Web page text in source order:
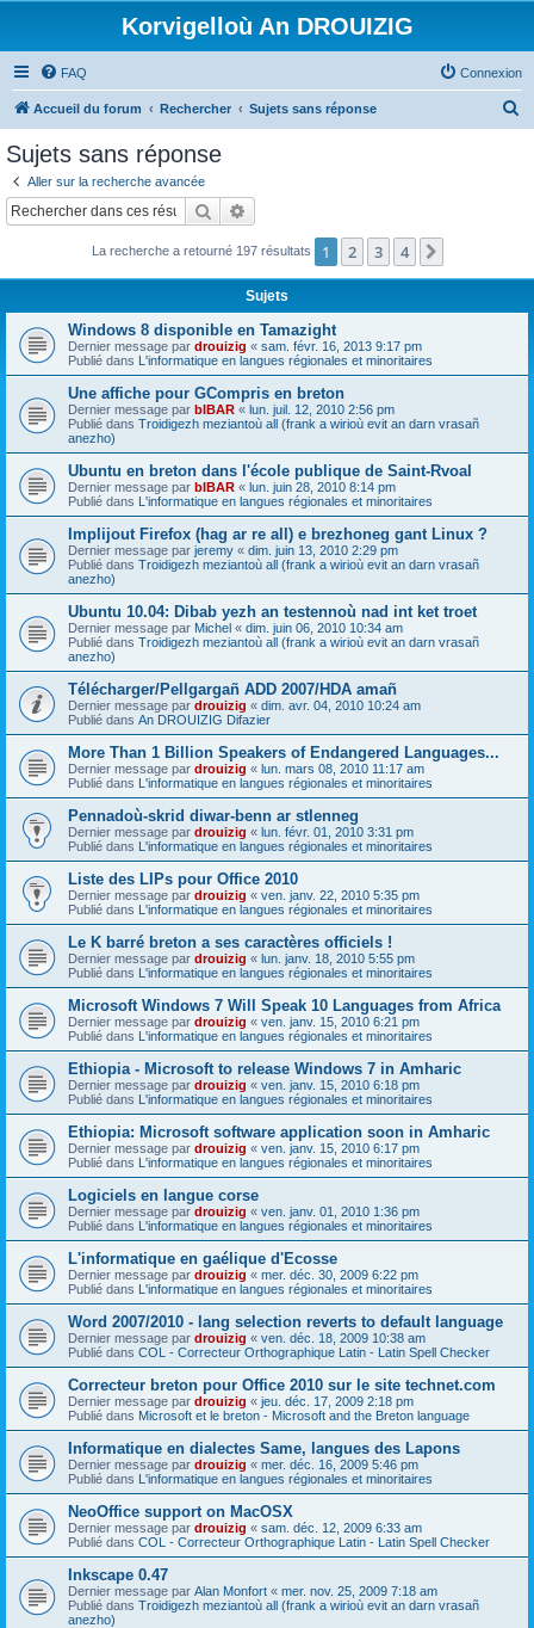
Korvigelloù An DROUIZIG
FAQ Connexion
Accueil du forum Rechercher Sujets sans réponse
c
Sujets sans réponse
Aller sur la recherche avancée
Rechercher
La recherche a retourné 197 résultats 1 2 3 4
Sujets
Windows 8 disponible en Tamazight
Dernier message par drouizig « sam. févr. 16, 2013 9:17 pm
Publié dans L'informatique en langues régionales et minoritaires
Une affiche pour GCompris en breton
Dernier message par bIBAR « lun. juil. 12, 2010 2:56 pm
Publié dans Troidigezh meziantoù all (frank a wirioù evit an darn vrasañ
anezho)
Ubuntu en breton dans l'école publique de Saint-Rvoal
Dernier message par bIBAR « lun. juin 28, 2010 8:14 pm
Publié dans L'informatique en langues régionales et minoritaires
Implijout Firefox (hag ar re all) e brezhoneg gant Linux ?
Dernier message par jeremy « dim. juin 13, 2010 2:29 pm
Publié dans Troidigezh meziantoù all (frank a wirioù evit an darn vrasañ
anezho)
Ubuntu 10.04: Dibab yezh an testennoù nad int ket troet
Dernier message par Michel « dim. juin 06, 2010 10:34 am
Publié dans Troidigezh meziantoù all (frank a wirioù evit an darn vrasañ
anezho)
Télécharger/Pellgargañ ADD 2007/HDA amañ
Dernier message par drouizig « dim. avr. 04, 2010 10:24 am
Publié dans An DROUIZIG Difazier
More Than 1 Billion Speakers of Endangered Languages...
Dernier message par drouizig « lun. mars 08, 2010 11:17 am
Publié dans L'informatique en langues régionales et minoritaires
Pennadoù-skrid diwar-benn ar stlenneg
Dernier message par drouizig « lun. févr. 01, 2010 3:31 pm
Publié dans L'informatique en langues régionales et minoritaires
Liste des LIPs pour Office 2010
Dernier message par drouizig « ven. janv. 22, 2010 5:35 pm
Publié dans L'informatique en langues régionales et minoritaires
Le K barré breton a ses caractères officiels !
Dernier message par drouizig « lun. janv. 18, 2010 5:55 pm
Publié dans L'informatique en langues régionales et minoritaires
Microsoft Windows 7 Will Speak 10 Languages from Africa
Dernier message par drouizig « ven. janv. 15, 2010 6:21 pm
Publié dans L'informatique en langues régionales et minoritaires
Ethiopia - Microsoft to release Windows 7 in Amharic
Dernier message par drouizig « ven. janv. 15, 2010 6:18 pm
Publié dans L'informatique en langues régionales et minoritaires
Ethiopia: Microsoft software application soon in Amharic
Dernier message par drouizig « ven. janv. 15, 2010 6:17 pm
Publié dans L'informatique en langues régionales et minoritaires
Logiciels en langue corse
Dernier message par drouizig « ven. janv. 01, 2010 1:36 pm
Publié dans L'informatique en langues régionales et minoritaires
L'informatique en gaélique d'Ecosse
Dernier message par drouizig « mer. déc. 30, 2009 6:22 pm
Publié dans L'informatique en langues régionales et minoritaires
Word 2007/2010 - lang selection reverts to default language
Dernier message par drouizig « ven. déc. 18, 2009 10:38 am
Publié dans COL - Correcteur Orthographique Latin - Latin Spell Checker
Correcteur breton pour Office 2010 sur le site technet.com
Dernier message par drouizig « jeu. déc. 17, 2009 2:18 pm
Publié dans Microsoft et le breton - Microsoft and the Breton language
Informatique en dialectes Same, langues des Lapons
Dernier message par drouizig « mer. déc. 16, 2009 5:46 pm
Publié dans L'informatique en langues régionales et minoritaires
NeoOffice support on MacOSX
Dernier message par drouizig « sam. déc. 12, 2009 6:33 am
Publié dans COL - Correcteur Orthographique Latin - Latin Spell Checker
Inkscape 0.47
Dernier message par Alan Monfort « mer. nov. 25, 2009 7:18 am
Publié dans Troidigezh meziantoù all (frank a wirioù evit an darn vrasañ
anezho)